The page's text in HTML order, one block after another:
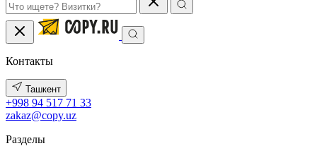
Контакты
Ташкент
+998 94 517 71 33
zakaz@copy.uz
Разделы